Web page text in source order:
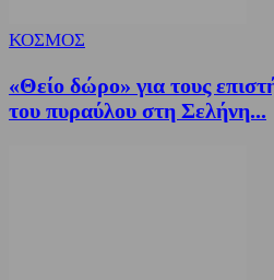
ΚΟΣΜΟΣ
«Θείο δώρο» για τους
του πυραύλου στη Σελήνη...